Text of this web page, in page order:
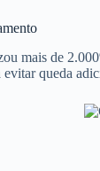
mais de
queda